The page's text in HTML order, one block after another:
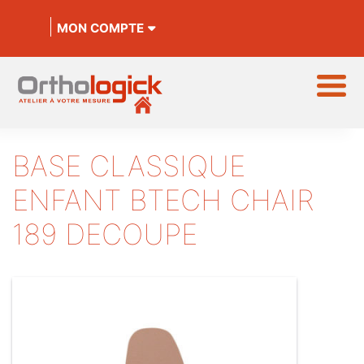
MON COMPTE
BASE CLASSIQUE
ENFANT BTECH CHAIR
189 DECOUPE